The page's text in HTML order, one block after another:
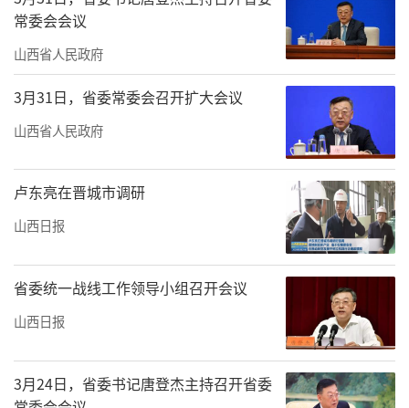
常委会会议
山西省人民政府
3月31日，省委常委会召开扩大会议
山西省人民政府
卢东亮在晋城市调研
山西日报
省委统一战线工作领导小组召开会议
山西日报
3月24日，省委书记唐登杰主持召开省委